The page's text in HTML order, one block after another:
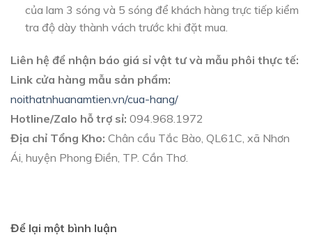
của lam 3 sóng và 5 sóng để khách hàng trực tiếp kiểm
tra độ dày thành vách trước khi đặt mua.
Liên hệ để nhận báo giá sỉ vật tư và mẫu phôi thực tế:
Link cửa hàng mẫu sản phẩm:
noithatnhuanamtien.vn/cua-hang/
Hotline/Zalo hỗ trợ sỉ: 094.968.1972
Địa chỉ Tổng Kho: Chân cầu Tắc Bào, QL61C, xã Nhơn
Ái, huyện Phong Điền, TP. Cần Thơ.
Để lại một bình luận